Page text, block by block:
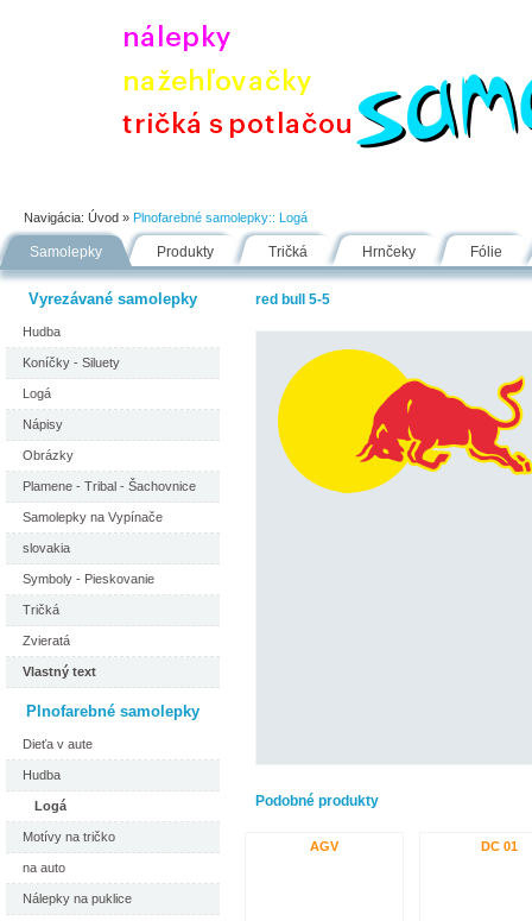
Navigácia: Úvod » Plnofarebné samolepky:: Logá
Samolepky Produkty Tričká Hrnčeky Fólie
Vyrezávané samolepky
Hudba
Koníčky - Siluety
Logá
Nápisy
Obrázky
Plamene - Tribal - Šachovnice
Samolepky na Vypínače
slovakia
Symboly - Pieskovanie
Tričká
Zvieratá
Vlastný text
Plnofarebné samolepky
Dieťa v aute
Hudba
Logá
Motívy na tričko
na auto
Nálepky na puklice
red bull 5-5
Podobné produkty
AGV DC 01